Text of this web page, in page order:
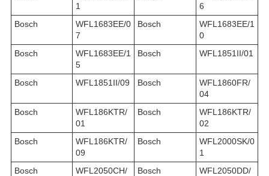
1
6
Bosch
WFL1683EE/0
7
Bosch
WFL1683EE/1
0
Bosch
WFL1683EE/1
5
Bosch WFL1851II/01
Bosch WFL1851II/09 Bosch
WFL1860FR/
04
Bosch
WFL186KTR/
01
Bosch
WFL186KTR/
02
Bosch
WFL186KTR/
09
Bosch
WFL2000SK/0
1
Bosch
WFL2050CH/
Bosch
WFL2050DD/